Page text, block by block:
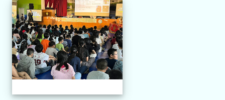
114.04.21 榮興採茶劇團演